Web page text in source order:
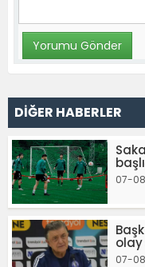
DİĞER HABERLER
07-
olay
07-